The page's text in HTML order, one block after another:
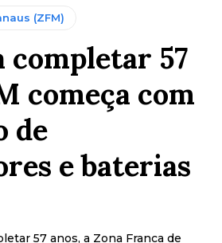
(ZFM)
completar 57
começa com
de
e baterias
57 anos, a Zona Franca de